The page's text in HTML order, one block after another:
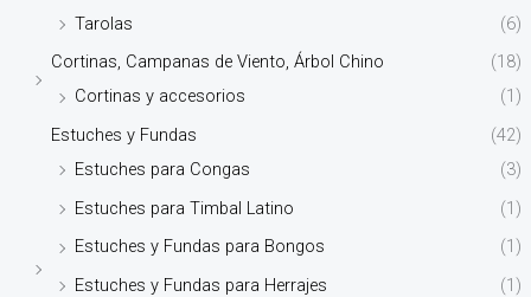
Tarolas
(6)
Cortinas, Campanas de Viento, Árbol Chino
(18)
Cortinas y accesorios
(1)
Estuches y Fundas
(42)
Estuches para Congas
(3)
Estuches para Timbal Latino
(1)
Estuches y Fundas para Bongos
(1)
Estuches y Fundas para Herrajes
(1)